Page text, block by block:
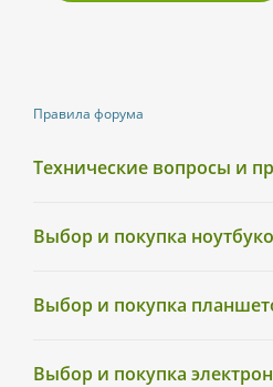
Правила форума
Технические вопросы и
Выбор и покупка
Выбор и покупка
Выбор и покупка